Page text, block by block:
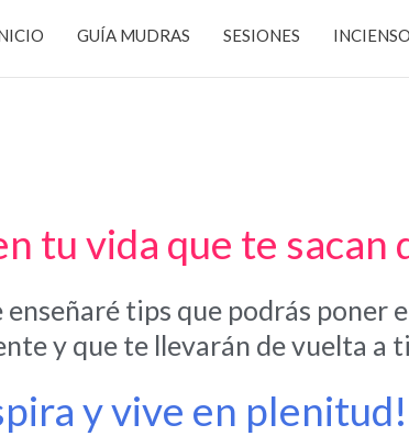
GUÍA MUDRAS SESIONES INCIENSO
tu vida que te sacan
enseñaré tips que podrás poner
y que te llevarán de vuelta a
y vive en plenitud!